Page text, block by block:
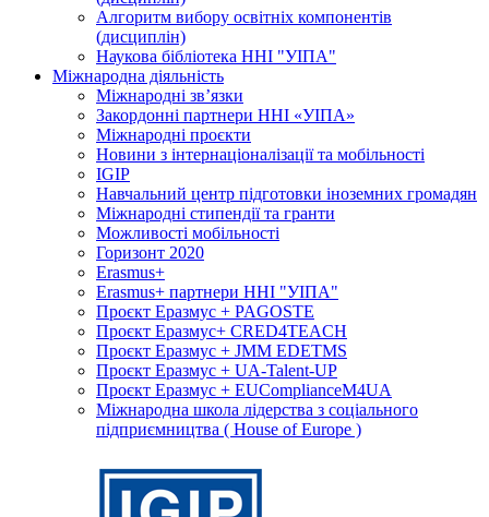
Алгоритм вибору освітніх компонентів
(дисциплін)
Наукова бібліотека ННІ "УІПА"
Міжнародна діяльність
Міжнародні зв’язки
Закордонні партнери ННІ «УІПА»
Міжнародні проєкти
Новини з інтернаціоналізації та мобільності
IGIP
Навчальний центр підготовки іноземних громадян
Міжнародні стипендії та гранти
Можливості мобільності
Горизонт 2020
Erasmus+
Erasmus+ партнери ННІ "УІПА"
Проєкт Еразмус + PAGOSTE
Проєкт Еразмус+ CRED4TEACH
Проєкт Еразмус + JMM EDETMS
Проєкт Еразмус + UA-Talent-UP
Проєкт Еразмус + EUComplianceM4UA
Міжнародна школа лідерства з соціального
підприємництва ( House of Europe )